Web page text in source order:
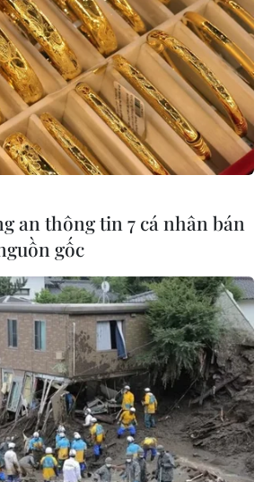
MỤC
nóng đẩy 34 tỉnh
nguy cơ cháy
an thông tin 7 cá nhân bán
gốc